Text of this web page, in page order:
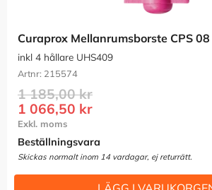
Curaprox Mellanrumsborste CPS
inkl 4 hållare UHS409
215574
1 066,50 kr
1 185,00kr
Beställningsvara